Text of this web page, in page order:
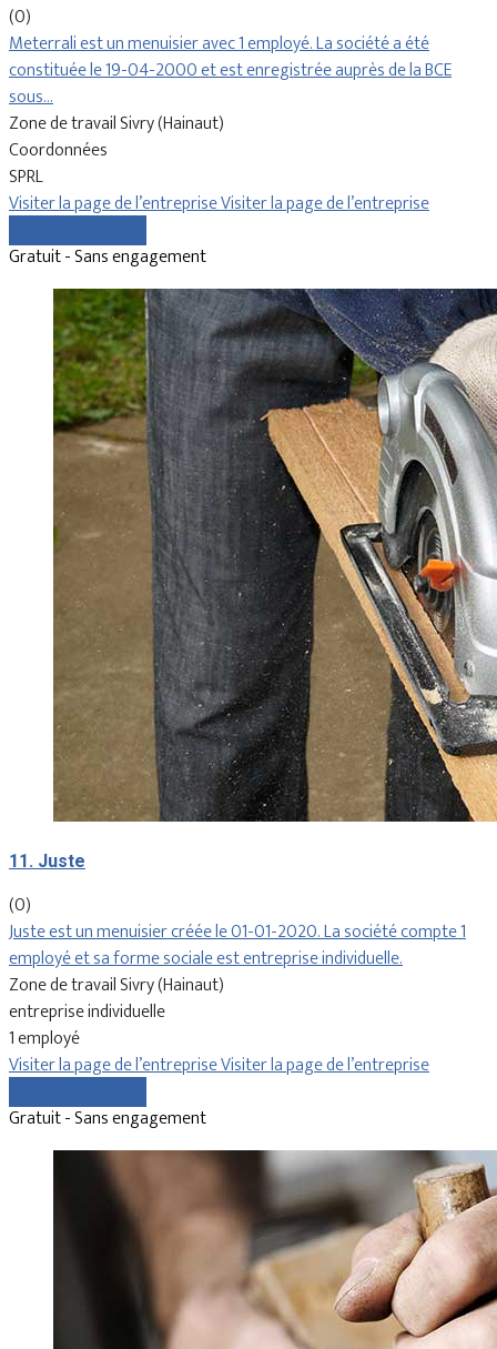
(0)
Meterrali est un menuisier avec 1 employé. La société a été
constituée le 19-04-2000 et est enregistrée auprès de la BCE
sous…
Zone de travail Sivry (Hainaut)
Coordonnées
SPRL
Visiter la page de l’entrepriseVisiter la page de l’entreprise
Gratuit - Sans engagement
11. Juste
(0)
Juste est un menuisier créée le 01-01-2020. La société compte 1
employé et sa forme sociale est entreprise individuelle.
Zone de travail Sivry (Hainaut)
entreprise individuelle
1 employé
Visiter la page de l’entrepriseVisiter la page de l’entreprise
Gratuit - Sans engagement